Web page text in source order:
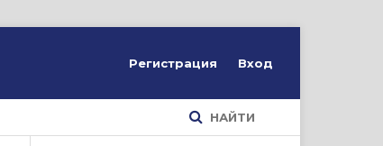
НАЙТИ
Регистрация Вход